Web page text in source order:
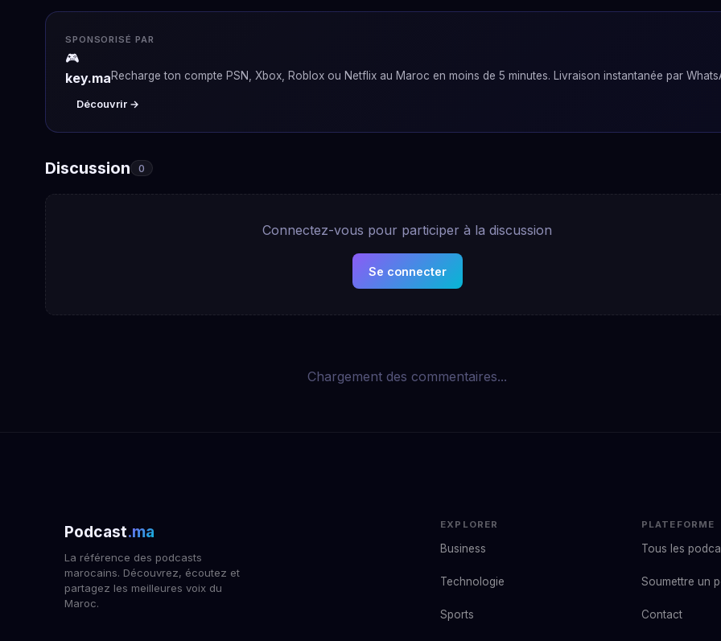
SPONSORISÉ PAR
🎮
key.maRecharge ton compte PSN, Xbox, Roblox ou Netflix au Maroc en moins de 5 minutes. Livraison instantanée par
Découvrir →
Discussion 0
Connectez-vous pour participer à la discussion
Se connecter
Chargement des commentaires...
Podcast.ma
La référence des podcasts
marocains. Découvrez, écoutez et
partagez les meilleures voix du
Maroc.
EXPLORER
Business
Technologie
Sports
PLATEFORME
Tous les
Soumettre un
Contact